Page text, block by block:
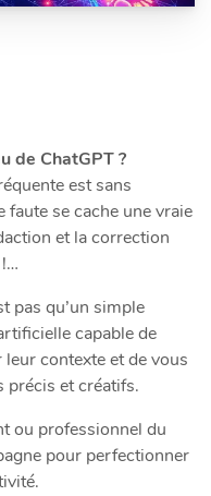
de ChatGPT ?
est sans
se cache une vraie
et la correction
pas qu’un simple
capable de
contexte et de vous
précis et créatifs.
ou professionnel du
pour perfectionner